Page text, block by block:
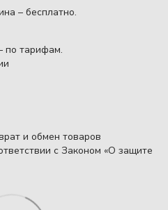
– бесплатно.
по тарифам.
и обмен товаров
с Законом «О защите